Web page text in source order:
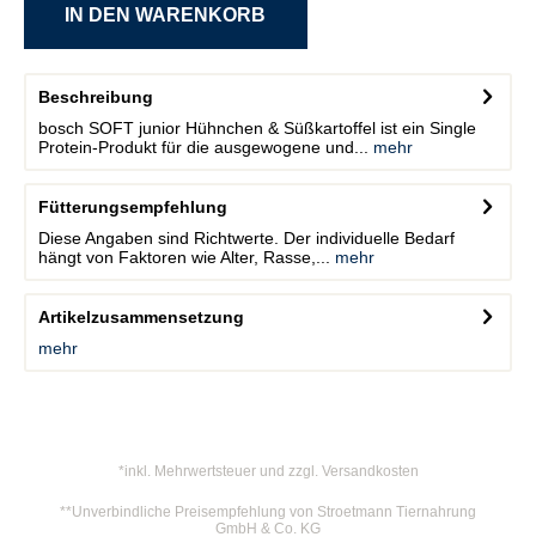
Beschreibung
bosch SOFT junior Hühnchen & Süßkartoffel ist ein Single
Protein-Produkt für die ausgewogene und...
mehr
Fütterungsempfehlung
Diese Angaben sind Richtwerte. Der individuelle Bedarf
hängt von Faktoren wie Alter, Rasse,...
mehr
Artikelzusammensetzung
mehr
*inkl. Mehrwertsteuer und zzgl. Versandkosten
**Unverbindliche Preisempfehlung von Stroetmann Tiernahrung
GmbH & Co. KG